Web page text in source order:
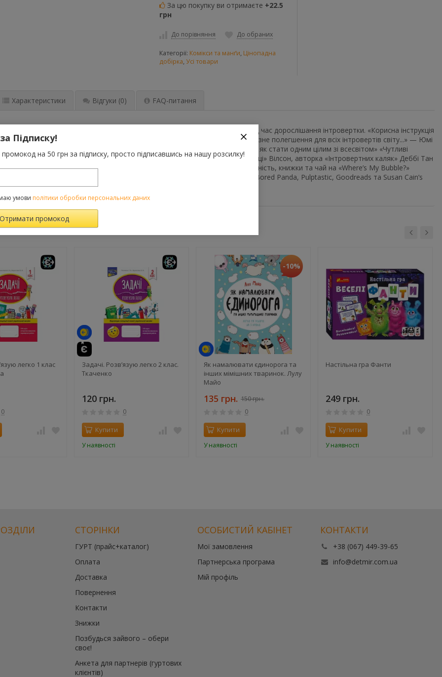
За цю покупку ви отримаєте +22.5
грн
До порівняння До обраних
Категорії: Комікси та манґи, Цінопадна
добірка, Усі товари
Характеристики Відгуки (0) FAQ-питання
невибагливо щирі, комікси Деббі Тан розповідають про злети й падіння під час дорослішання інтровертки. «Корисна інструкція
яким треба допомога, щоби зрозуміти своїх спокійніших друзів, і величезне полегшення для всіх інтровертів світу...» — Юмі
й авторка «Маленької книжки лайфгаків» та «Ілюстрованої інструкції як стати одним цілим зі всесвітом» «Чутливі
гумор Тан висловлюють усю чарівливість інтровертності». — Морін «Марці» Вілсон, авторка «Інтровертних каляк» Деббі Тан
ілюстраторка з Бірмінґему, що в Англії. Вона малює й пише про інтровертність, книжки та чай на «Where’s My Bubble?»
Її комікси публікувалися для широкої аудиторії, зокрема, на Bored Panda, Pulptastic, Goodreads та Susan Cain’s
ТАКОЖ КУПУЮТЬ
легко 1 клас
0
Задачі. Розв’язую легко 2 клас.
Ткаченко
120 грн.
0
Купити
У наявності
-10%
Як намалювати єдинорога та
інших мімішних тваринок. Лулу
Майо
135 грн. 150 грн.
0
Купити
У наявності
Настільна гра Фанти
249 грн.
0
Купити
У наявності
СТОРІНКИ
ГУРТ (прайс+каталог)
Оплата
Доставка
Повернення
Контакти
Знижки
Позбудься зайвого – обери
своє!
Анкета для партнерів (гуртових
клієнтів)
ОСОБИСТИЙ КАБІНЕТ
Мої замовлення
Партнерська програма
Мій профіль
КОНТАКТИ
+38 (067) 449-39-65
info@detmir.com.ua
Підписку!
на 50 грн за підписку, просто підписавшись на нашу розсилку!
умови політики обробки персональних даних